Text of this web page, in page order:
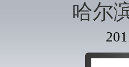
哈尔